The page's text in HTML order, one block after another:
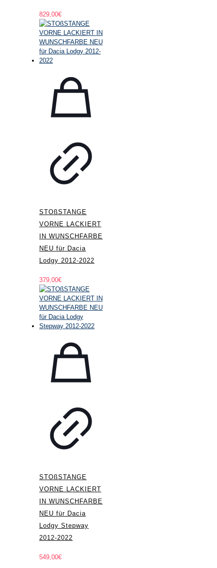
829,00€
STOßSTANGE
VORNE LACKIERT
IN WUNSCHFARBE
NEU für Dacia
Lodgy 2012-2022
379,00€
STOßSTANGE
VORNE LACKIERT
IN WUNSCHFARBE
NEU für Dacia
Lodgy Stepway
2012-2022
549,00€